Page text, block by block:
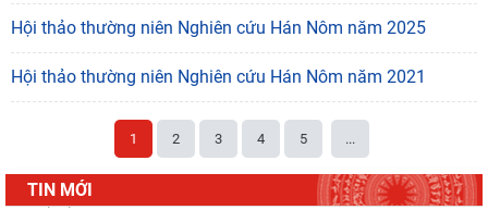
Hội thảo thường niên Nghiên cứu Hán Nôm năm 2025
Hội thảo thường niên Nghiên cứu Hán Nôm năm 2021
1 2 3 4 5 ...
TIN MỚI
Lớp bồi dưỡng Hán Nôm cơ bản cho viên chức Viện
Hàn lâm Khoa học xã hội Việt Nam hoàn thành
03/08/2026
Giá trị truyền thống trong xây dựng và hoàn thiện hệ
thống thực thi quyền hành pháp ở Việt Nam hiện
Giá trị truyền thống trong xây dựng và hoàn thiện hệ